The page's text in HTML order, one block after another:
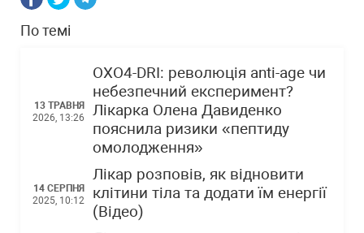
По темі
13 ТРАВНЯ
2026, 13:26
OXO4-DRI: революція anti-age чи
небезпечний експеримент?
Лікарка Олена Давиденко
пояснила ризики «пептиду
омолодження»
14 СЕРПНЯ
2025, 10:12
Лікар розповів, як відновити
клітини тіла та додати їм енергії
(Відео)